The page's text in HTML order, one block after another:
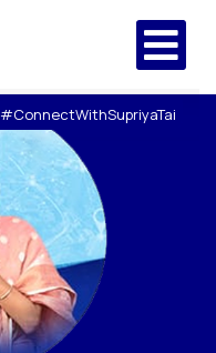
#ConnectWithSupriyaTai